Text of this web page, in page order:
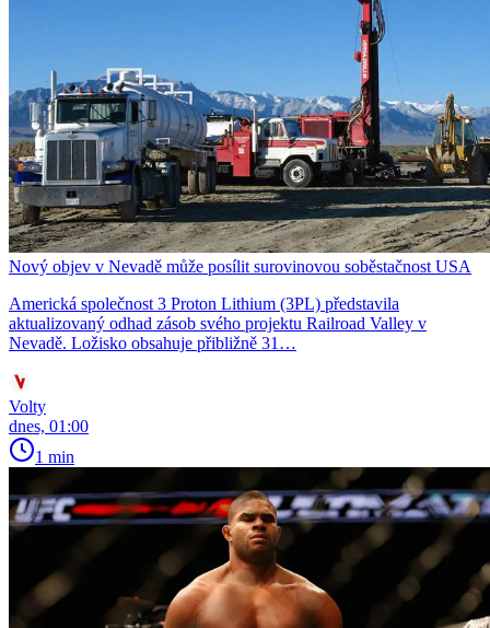
Nový objev v Nevadě může posílit surovinovou soběstačnost USA
Americká společnost 3 Proton Lithium (3PL) představila
aktualizovaný odhad zásob svého projektu Railroad Valley v
Nevadě. Ložisko obsahuje přibližně 31…
Volty
dnes, 01:00
1 min